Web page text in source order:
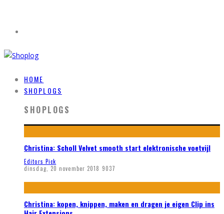
HOME
SHOPLOGS
SHOPLOGS
Christina: Scholl Velvet smooth start elektronische voetvijl
Editors Pick
dinsdag, 20 november 2018 9037
Christina: kopen, knippen, maken en dragen je eigen Clip ins